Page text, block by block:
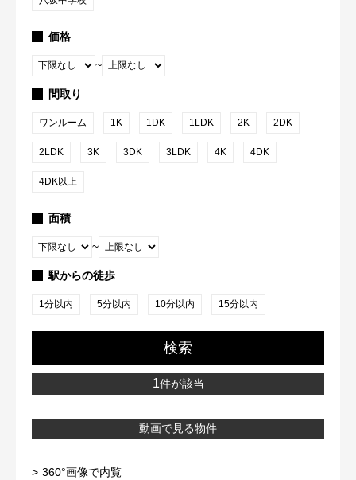
価格
~
間取り
ワンルーム 1K 1DK 1LDK 2K 2DK
2LDK 3K 3DK 3LDK 4K 4DK
4DK以上
面積
~
駅からの徒歩
1分以内 5分以内 10分以内 15分以内
検索
1件が該当
動画で見る物件
360°画像で内覧